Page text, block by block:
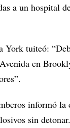
a un hospital
York tuiteó:
en
informó
sin